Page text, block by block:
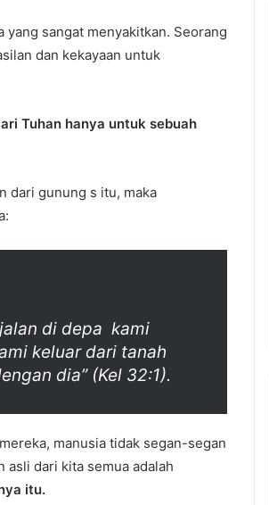
sangat menyakitkan. Seorang
dan kekayaan untuk
Tuhan hanya untuk sebuah
dari gunung s itu, maka
di depa kami
keluar dari tanah
dia” (Kel 32:1).
manusia tidak segan-segan
asli dari kita semua adalah
itu.